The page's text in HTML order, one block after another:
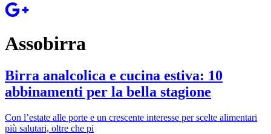
Assobirra
Birra analcolica e cucina estiva: 10
abbinamenti per la bella stagione
Con l’estate alle porte e un crescente interesse per scelte alimentari
più salutari, oltre che pi